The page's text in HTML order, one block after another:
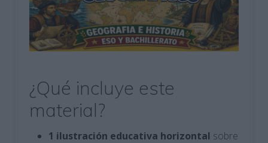
¿Qué incluye este
material?
1 ilustración educativa horizontal sobre